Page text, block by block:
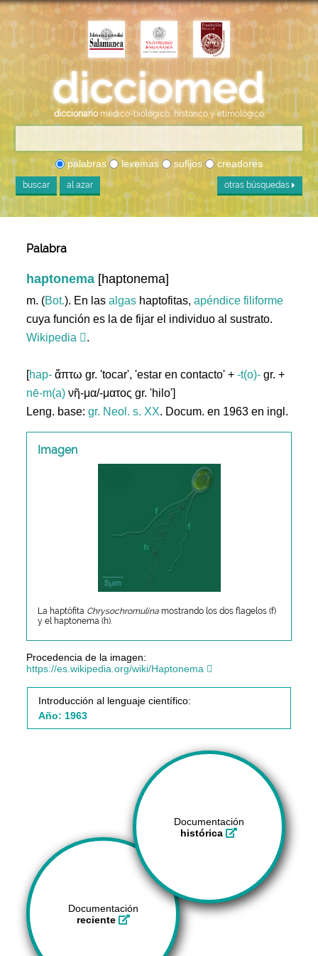
diccionario médico-biológico, histórico y etimológico
palabras lexemas sufijos creadores
buscar al azar otras búsquedas
Palabra
haptonema [haptonema]
m. (Bot.). En lasalgas haptofitas,apéndice filiforme
cuya función es la de fijar el individuo al sustrato.
Wikipedia
.
[hap- ἅπτω gr. 'tocar', 'estar en contacto' +-t(o)- gr. +
nē-m(a) νῆ-μα/-ματος gr. 'hilo']
Leng. base:gr. Neol. s. XX. Docum. en 1963 en ingl.
Imagen
La haptófita Chrysochromulina mostrando los dos flagelos (f)
y el haptonema (h).
Procedencia de la imagen:
https://es.wikipedia.org/wiki/Haptonema
Introducción al lenguaje científico:
Año: 1963
Documentación
histórica
Documentación
reciente